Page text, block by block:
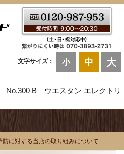
文字サイズ： 小 中 大
B ウエスタン エレクトリ
防に対する当店の取り組みについて